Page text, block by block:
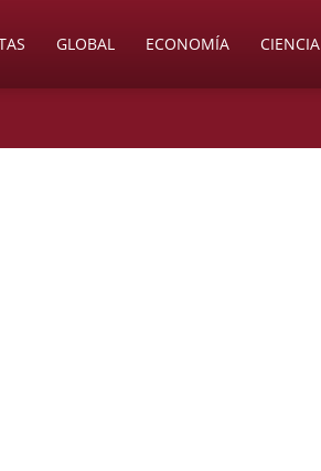
GLOBAL ECONOMÍA CIENCIA